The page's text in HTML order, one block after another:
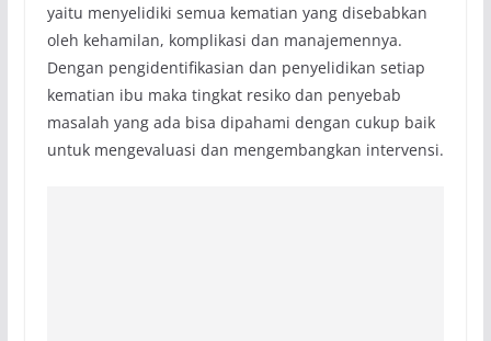
yaitu menyelidiki semua kematian yang disebabkan
oleh kehamilan, komplikasi dan manajemennya.
Dengan pengidentifikasian dan penyelidikan setiap
kematian ibu maka tingkat resiko dan penyebab
masalah yang ada bisa dipahami dengan cukup baik
untuk mengevaluasi dan mengembangkan intervensi.